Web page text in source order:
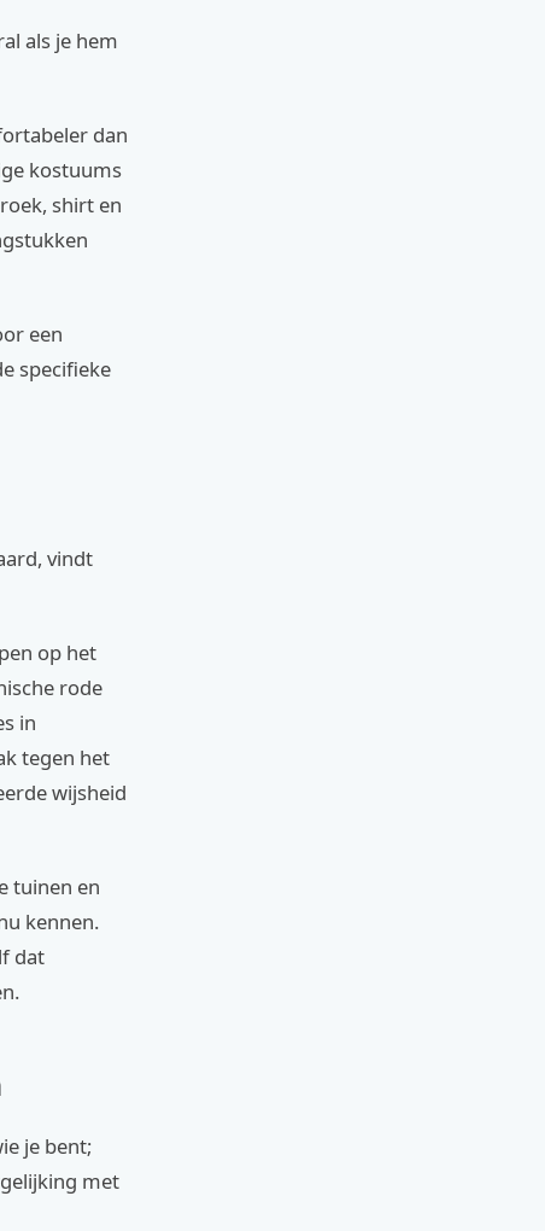
als je hem
dan
kostuums
shirt en
een
specifieke
vindt
op het
rode
in
tegen het
wijsheid
tuinen en
kennen.
dat
je bent;
met